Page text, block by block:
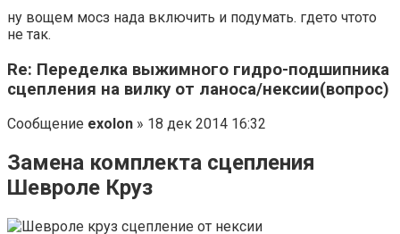
ну вощем мосз нада включить и подумать. гдето чтото
не так.
Re: Переделка выжимного гидро-подшипника
сцепления на вилку от ланоса/нексии(вопрос)
Сообщение exolon » 18 дек 2014 16:32
Замена комплекта сцепления
Шевроле Круз